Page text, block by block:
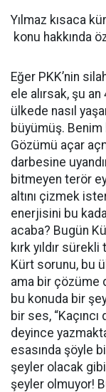
Yılmaz kısaca
konu hakkında
Eğer PKK’nin
ele alırsak, şu
ülkede nasıl
büyümüş. Benim
Gözümü açar
darbesine
bitmeyen terör
altını çizmek
enerjisini bu
acaba? Bugün
kırk yıldır
Kürt sorunu, bu
ama bir çözüme
bu konuda bir
bir ses, “Kaçıncı
deyince
esasında şöyle
şeyler olacak
şeyler olmuyor!